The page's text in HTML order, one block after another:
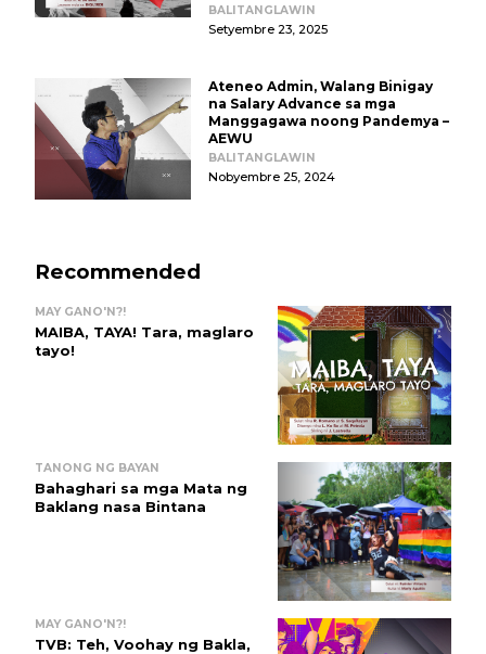
BALITANGLAWIN
Setyembre 23, 2025
Ateneo Admin, Walang Binigay
na Salary Advance sa mga
Manggagawa noong Pandemya –
AEWU
BALITANGLAWIN
Nobyembre 25, 2024
Recommended
MAY GANO'N?!
MAIBA, TAYA! Tara, maglaro
tayo!
TANONG NG BAYAN
Bahaghari sa mga Mata ng
Baklang nasa Bintana
MAY GANO'N?!
TVB: Teh, Voohay ng Bakla,